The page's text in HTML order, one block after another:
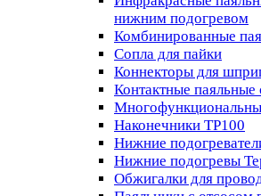
нижним подогревом
Комбинированные
Сопла для пайки
Коннекторы для
Контактные паяльные
Наконечники TP100
Нижние
Нижние подогревы
Обжигалки для